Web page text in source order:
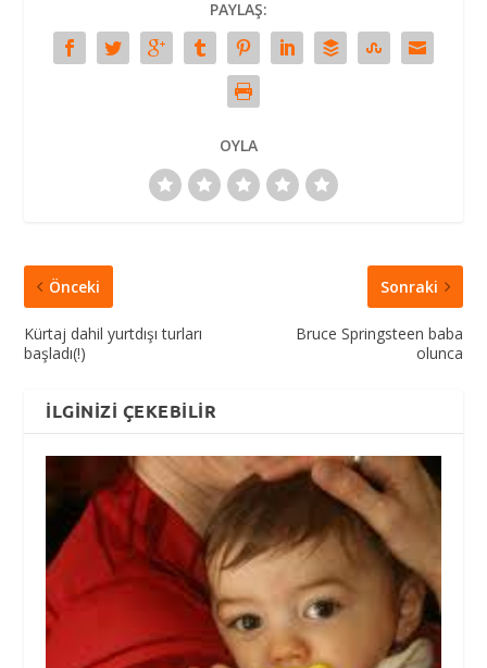
PAYLAŞ:
OYLA
Önceki
Kürtaj dahil yurtdışı turları
başladı(!)
Sonraki
Bruce Springsteen baba
olunca
İLGINIZI ÇEKEBILIR